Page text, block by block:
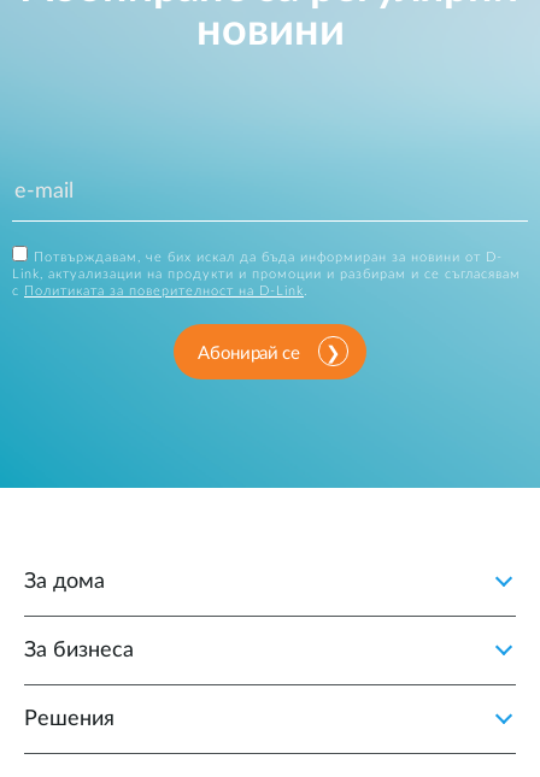
новини
Потвърждавам, че бих искал да бъда информиран за новини от D-
Link, актуализации на продукти и промоции и разбирам и се съгласявам
с
Политиката за поверителност на D-Link
Абонирай се
За дома
За бизнеса
Решения